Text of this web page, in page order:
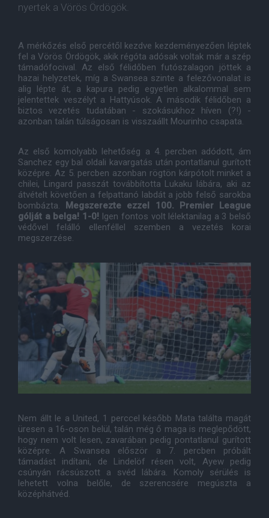
nyertek a Vörös Ördögök.
A mérkőzés első percétől kezdve kezdeményezően léptek
fel a Vörös Ördögök, akik régóta adósak voltak már a szép
támadófocival. Az első félidőben futószalagon jöttek a
hazai helyzetek, míg a Swansea szinte a felezővonalat is
alig lépte át, a kapura pedig egyetlen alkalommal sem
jelentettek veszélyt a Hattyúsok. A második félidőben a
biztos vezetés tudatában - szokásukhoz híven (?!) -
azonban talán túlságosan is visszaállt Mourinho csapata.
Az első komolyabb lehetőség a 4. percben adódott, ám
Sanchez egy bal oldali kavargatás után pontatlanul gurított
középre. Az 5. percben azonban rögtön kárpótolt minket a
chilei, Lingard passzát továbbította Lukaku lábára, aki az
átvételt követően a felpattanó labdát a jobb felső sarokba
bombázta.
Megszerezte ezzel 100. Premier League
gólját a belga! 1-0! Igen fontos volt lélektanilag a 3 belső
védővel felálló ellenféllel szemben a vezetés korai
megszerzése.
Nem állt le a United, 1 perccel később Mata találta magát
üresen a 16-oson belül, talán még ő maga is meglepődött,
hogy nem volt lesen, zavarában pedig pontatlanul gurított
középre. A Swansea először a 7. percben próbált
támadást indítani, de Lindelöf résen volt, Ayew pedig
csúnyán rácsúszott a svéd lábára. Komoly sérülés is
lehetett volna belőle, de szerencsére megúszta a
középhátvéd.